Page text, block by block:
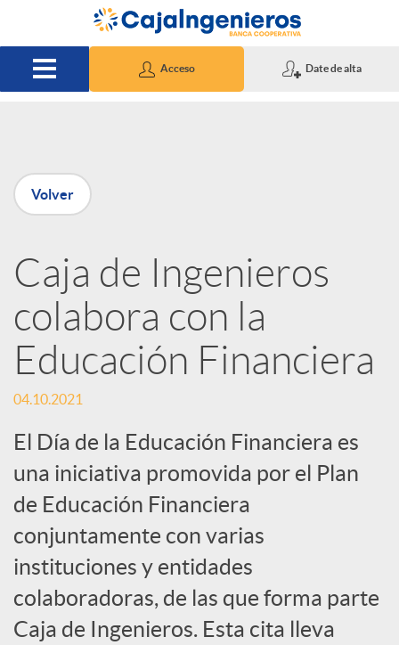
Saltar al contenido principal
Acceso Date de alta
P
u
b
l
i
c
a
d
o
Volver
Caja de Ingenieros
colabora con la
Educación Financiera
04.10.2021
El Día de la Educación Financiera es
una iniciativa promovida por el Plan
de Educación Financiera
conjuntamente con varias
instituciones y entidades
colaboradoras, de las que forma parte
Caja de Ingenieros. Esta cita lleva